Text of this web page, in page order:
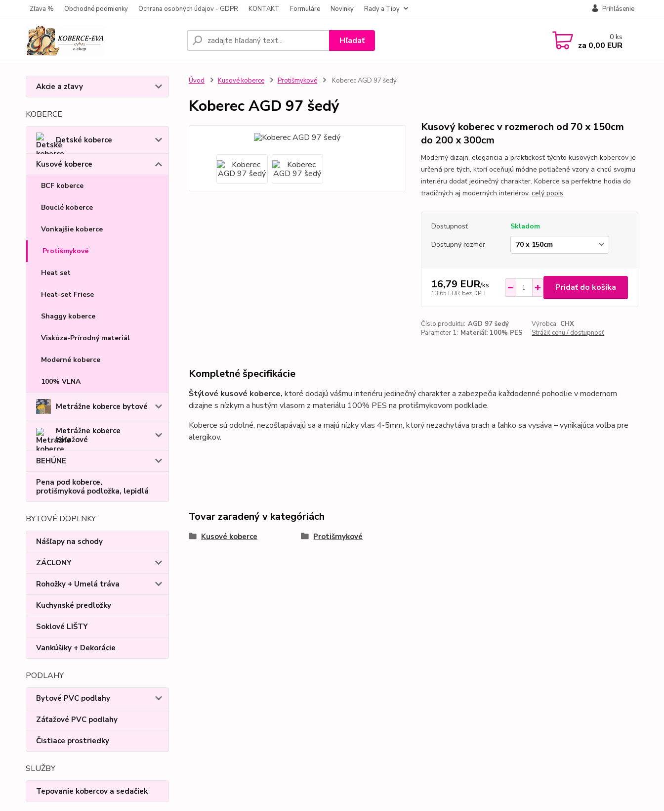
Zľava % Obchodné podmienky Ochrana osobných údajov - GDPR KONTAKT Formuláre Novinky Rady a Tipy Prihlásenie
Hľadať 0 ks
za 0,00 EUR
Akcie a zľavy
KOBERCE
Detské koberce
Kusové koberce
BCF koberce
Bouclé koberce
Vonkajšie koberce
Protišmykové
Heat set
Heat-set Friese
Shaggy koberce
Viskóza-Prírodný materiál
Moderné koberce
100% VLNA
Metrážne koberce bytové
Metrážne koberce
záťažové
BEHÚNE
Pena pod koberce,
protišmyková podložka, lepidlá
BYTOVÉ DOPLNKY
Nášľapy na schody
ZÁCLONY
Rohožky + Umelá tráva
Kuchynské predložky
Soklové LIŠTY
Vankúšiky + Dekorácie
PODLAHY
Bytové PVC podlahy
Záťažové PVC podlahy
Čistiace prostriedky
SLUŽBY
Tepovanie kobercov a sedačiek
Úvod Kusové koberce Protišmykové Koberec AGD 97 šedý
Koberec AGD 97 šedý
Kusový koberec v rozmeroch od 70 x 150cm
do 200 x 300cm
Moderný dizajn, elegancia a praktickosť týchto kusových kobercov je
určená pre tých, ktorí oceňujú módne potlačené vzory a chcú svojmu
interiéru dodať jedinečný charakter. Koberce sa perfektne hodia do
tradičných aj moderných interiérov. celý popis
Dostupnosť
Skladom
Dostupný rozmer
16,79 EUR/ks
13,65 EUR bez DPH
Pridať do košíka
Číslo produktu: AGD 97 šedý Výrobca: CHX
Parameter 1: Materiál: 100% PES Strážiť cenu / dostupnosť
Kompletné špecifikácie
Štýlové kusové koberce, ktoré dodajú vášmu interiéru jedinečný charakter a zabezpečia každodenné pohodlie v modernom
dizajne s nízkym a hustým vlasom z materiálu 100% PES na protišmykovom podklade.
Koberce sú odolné, nezošlapávajú sa a majú nízky vlas 4-5mm, ktorý nezachytáva prach a ľahko sa vysáva – vynikajúca voľba pre
alergikov.
Tovar zaradený v kategóriách
Kusové koberce Protišmykové